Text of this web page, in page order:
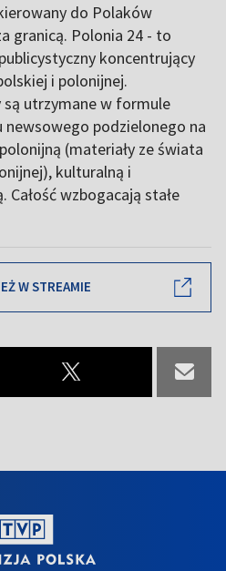
do Polaków
granicą. Polonia 24 - to
koncentrujący
i polonijnej.
są utrzymane w formule
podzielonego na
(materiały ze świata
kulturalną i
wzbogacają stałe
W STREAMIE